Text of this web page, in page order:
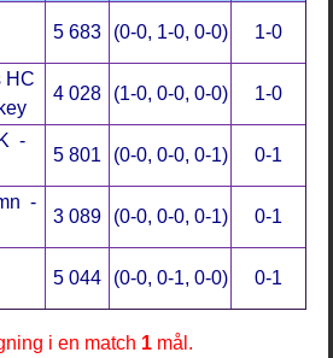
5 683 (0-0, 1-0, 0-0) 1-0
HC
4 028 (1-0, 0-0, 0-0) 1-0
-
5 801 (0-0, 0-0, 0-1) 0-1
-
3 089 (0-0, 0-0, 0-1) 0-1
5 044 (0-0, 0-1, 0-0) 0-1
i en match 1 mål.